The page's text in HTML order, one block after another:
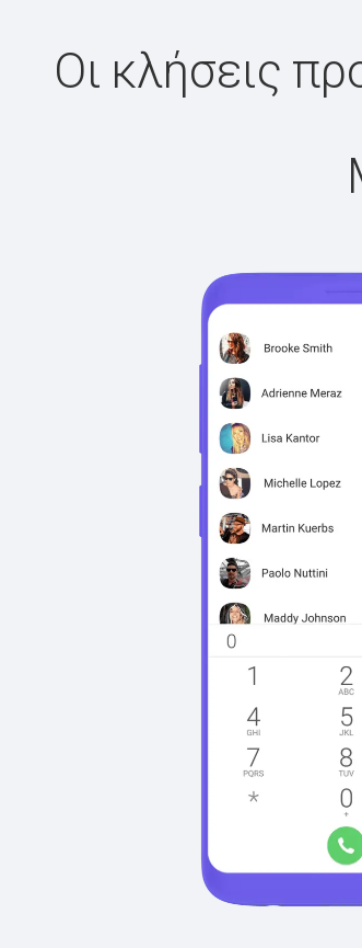
Οι κλήσεις